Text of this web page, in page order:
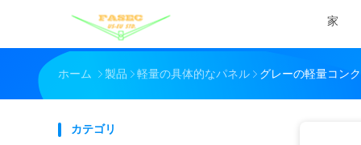
家
ホーム 製品 軽量の具体的なパネル グレーの軽量コン
カテゴリ